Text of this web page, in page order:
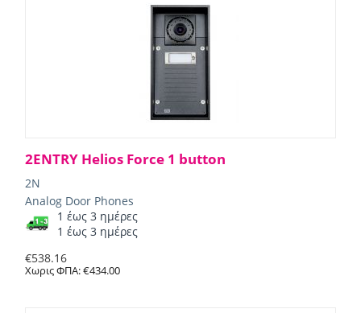
2ENTRY Helios Force 1 button
2N
Analog Door Phones
1 έως 3 ημέρες
1 έως 3 ημέρες
€538.16
Χωρις ΦΠΑ:€434.00